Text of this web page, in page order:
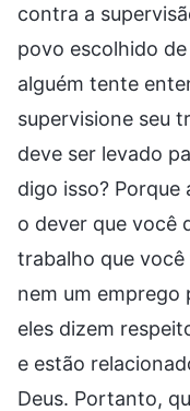
contra a
povo escolhido de
alguém tente
supervisione seu
deve ser levado
digo isso? Porque
o dever que você
trabalho que
nem um emprego
eles dizem
e estão
Deus. Portanto,